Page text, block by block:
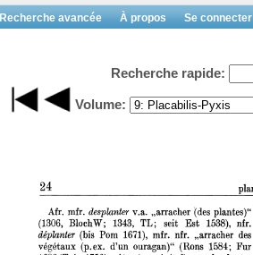
Recherche avancée À propos Se connecter
Recherche rapide:
Volume: